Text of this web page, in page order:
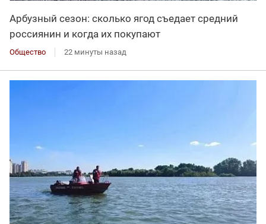
Арбузный сезон: сколько ягод съедает средний
россиянин и когда их покупают
Общество 22 минуты назад